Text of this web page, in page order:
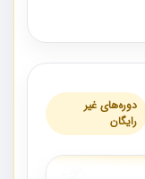
دوره‌های غیر
رایگان